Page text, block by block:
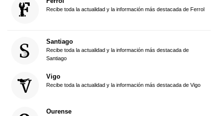
Recibe toda la actualidad y la información más destacada de Ferrol
Santiago
Recibe toda la actualidad y la información más destacada de
Santiago
Vigo
Recibe toda la actualidad y la información más destacada de Vigo
Ourense